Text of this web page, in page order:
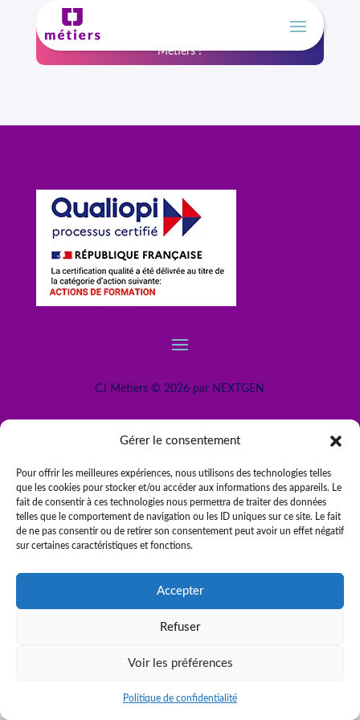
Gérer le consentement
Pour offrir les meilleures expériences, nous utilisons des technologies telles
que les cookies pour stocker et/ou accéder aux informations des appareils. Le
fait de consentir à ces technologies nous permettra de traiter des données
telles que le comportement de navigation ou les ID uniques sur ce site. Le fait
de ne pas consentir ou de retirer son consentement peut avoir un effet négatif
sur certaines caractéristiques et fonctions.
Accepter
Refuser
Voir les préférences
Politique de confidentialité
Un nouveau nom, la même expertise, Athéna devient CJ
Métiers !
CJ Métiers © 2026 par NEXTGEN